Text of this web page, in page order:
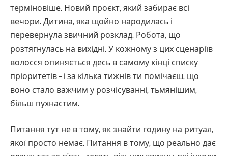
терміновіше. Новий проєкт, який забирає всі
вечори. Дитина, яка щойно народилась і
перевернула звичний розклад. Робота, що
розтягнулась на вихідні. У кожному з цих сценаріїв
волосся опиняється десь в самому кінці списку
пріоритетів – і за кілька тижнів ти помічаєш, що
воно стало важчим у розчісуванні, тьмянішим,
більш пухнастим.
Питання тут не в тому, як знайти годину на ритуал,
якої просто немає. Питання в тому, що реально дає